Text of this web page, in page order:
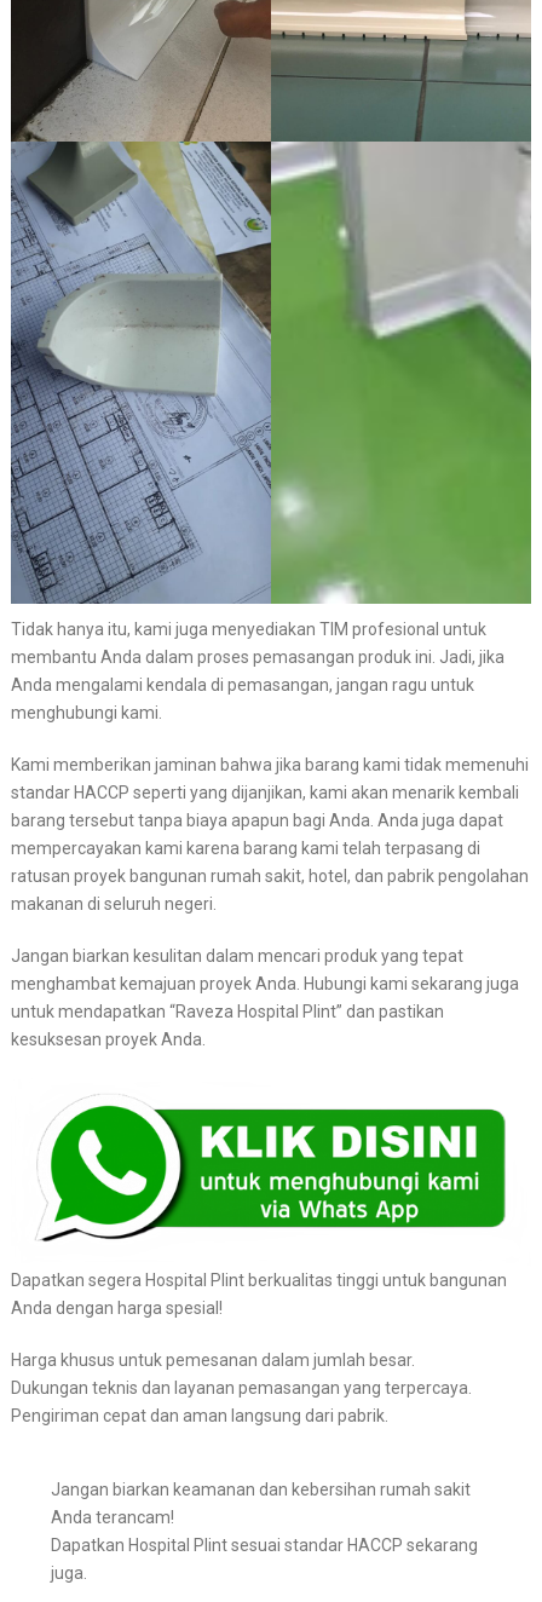
Tidak hanya itu, kami juga menyediakan TIM profesional untuk
membantu Anda dalam proses pemasangan produk ini. Jadi, jika
Anda mengalami kendala di pemasangan, jangan ragu untuk
menghubungi kami.
Kami memberikan jaminan bahwa jika barang kami tidak memenuhi
standar HACCP seperti yang dijanjikan, kami akan menarik kembali
barang tersebut tanpa biaya apapun bagi Anda. Anda juga dapat
mempercayakan kami karena barang kami telah terpasang di
ratusan proyek bangunan rumah sakit, hotel, dan pabrik pengolahan
makanan di seluruh negeri.
Jangan biarkan kesulitan dalam mencari produk yang tepat
menghambat kemajuan proyek Anda. Hubungi kami sekarang juga
untuk mendapatkan “Raveza Hospital Plint” dan pastikan
kesuksesan proyek Anda.
Dapatkan segera Hospital Plint berkualitas tinggi untuk bangunan
Anda dengan harga spesial!
Harga khusus untuk pemesanan dalam jumlah besar.
Dukungan teknis dan layanan pemasangan yang terpercaya.
Pengiriman cepat dan aman langsung dari pabrik.
Jangan biarkan keamanan dan kebersihan rumah sakit
Anda terancam!
Dapatkan Hospital Plint sesuai standar HACCP sekarang
juga.